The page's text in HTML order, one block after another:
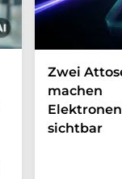
Zwei
machen
sichtbar